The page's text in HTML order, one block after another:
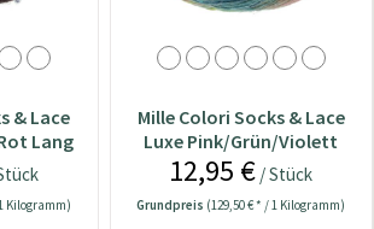
& Lace
Lang
Kilogramm)
Mille Colori Socks & Lace
Luxe Pink/Grün/Violett
Lang Yarns Wolle
12,95 € / Stück
Grundpreis (129,50 € * / 1 Kilogramm)